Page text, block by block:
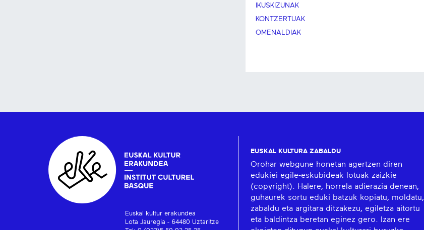
IKUSKIZUNAK
KONTZERTUAK
OMENALDIAK
Euskal kultur erakundea
Lota Jauregia - 64480 Uztaritze
EUSKAL KULTURA ZABALDU
Orohar webgune honetan agertzen diren
edukiei egile-eskubideak lotuak zaizkie
(copyright). Halere, horrela adierazia denean,
guhaurek sortu eduki batzuk kopiatu, moldatu,
zabaldu eta argitara ditzakezu, egiletza aitortu
eta baldintza beretan eginez gero. Izan ere